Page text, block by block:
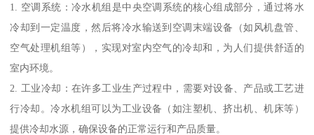
1. 空调系统：冷水机组是中央空调系统的核心组成部分，通过将水
冷却到一定温度，然后将冷水输送到空调末端设备（如风机盘管、
空气处理机组等），实现对室内空气的冷却和，为人们提供舒适的
室内环境。
2. 工业冷却：在许多工业生产过程中，需要对设备、产品或工艺进
行冷却。冷水机组可以为工业设备（如注塑机、挤出机、机床等）
提供冷却水源，确保设备的正常运行和产品质量。